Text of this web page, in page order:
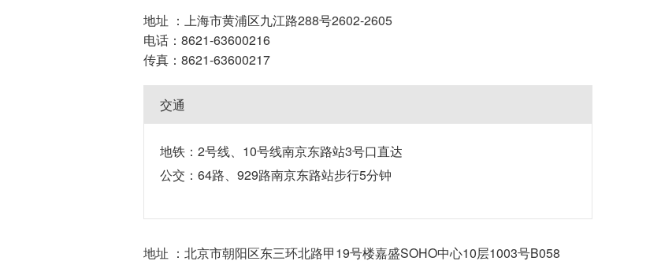
地址 ：上海市黄浦区九江路288号2602-2605
电话：8621-63600216
传真：8621-63600217
交通
地铁：2号线、10号线南京东路站3号口直达
公交：64路、929路南京东路站步行5分钟
地址 ：北京市朝阳区东三环北路甲19号楼嘉盛SOHO中心10层1003号B058